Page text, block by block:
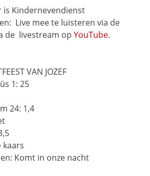
is Kindernevendienst
de livestream op YouTube.
VAN JOZEF
1: 25
24: 1,4
kaars
Komt in onze nacht